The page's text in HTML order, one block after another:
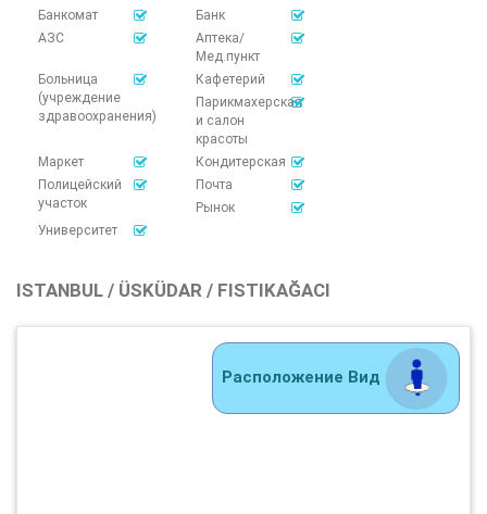
Банкомат
Банк
АЗС
Аптека/
Мед.пункт
Больница
(учреждение
здравоохранения)
Кафетерий
Парикмахерская
и салон
красоты
Маркет
Кондитерская
Полицейский
участок
Почта
Рынок
Университет
ISTANBUL / ÜSKÜDAR / FISTIKAĞACI
Расположение Вид